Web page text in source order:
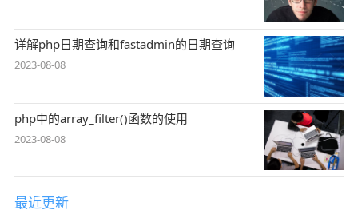
详解php日期查询和fastadmin的日期查询
2023-08-08
php中的array_filter()函数的使用
2023-08-08
最近更新